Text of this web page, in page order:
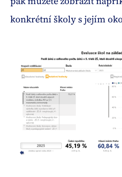
konkrétní školy s jejím